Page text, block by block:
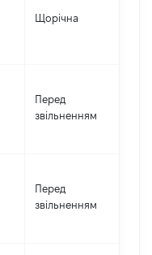
Щорічна
Перед
звільненням
Перед
звільненням